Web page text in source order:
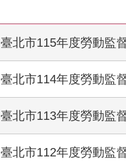
臺北市115年度勞動監
臺北市114年度勞動監
臺北市113年度勞動監
臺北市112年度勞動監